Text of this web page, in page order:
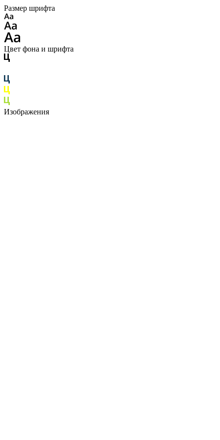
Размер шрифта
Цвет фона и шрифта
Изображения